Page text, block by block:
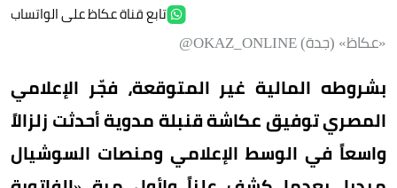
تابع قناة عكاظ على الواتساب
«عكاظ» (جدة) OKAZ_ONLINE@
بشروطه المالية غير المتوقعة، فجّر الإعلامي
المصري توفيق عكاشة قنبلة مدوية أحدثت زلزالاً
واسعاً في الوسط الإعلامي ومنصات السوشيال